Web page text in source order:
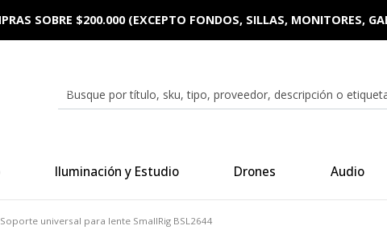
Iluminación y Estudio Drones Audio
SOBRE $200.000 (EXCEPTO FONDOS, SILLAS, MONITORES,
Soporte universal para lente SmallRig BSL2644